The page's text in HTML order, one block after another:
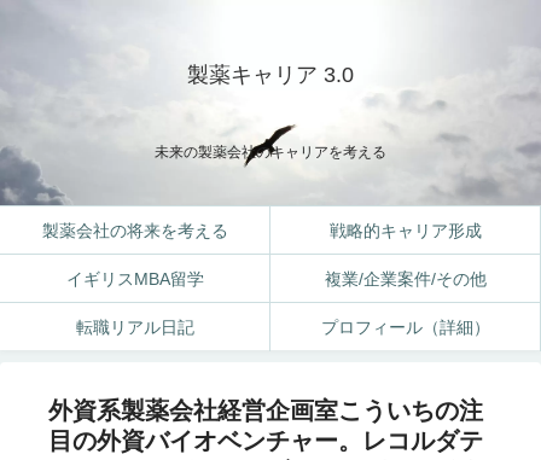
製薬キャリア 3.0
未来の製薬会社のキャリアを考える
製薬会社の将来を考える 戦略的キャリア形成
イギリスMBA留学 複業/企業案件/その他
転職リアル日記 プロフィール（詳細）
外資系製薬会社経営企画室こういちの注
目の外資バイオベンチャー。レコルダテ